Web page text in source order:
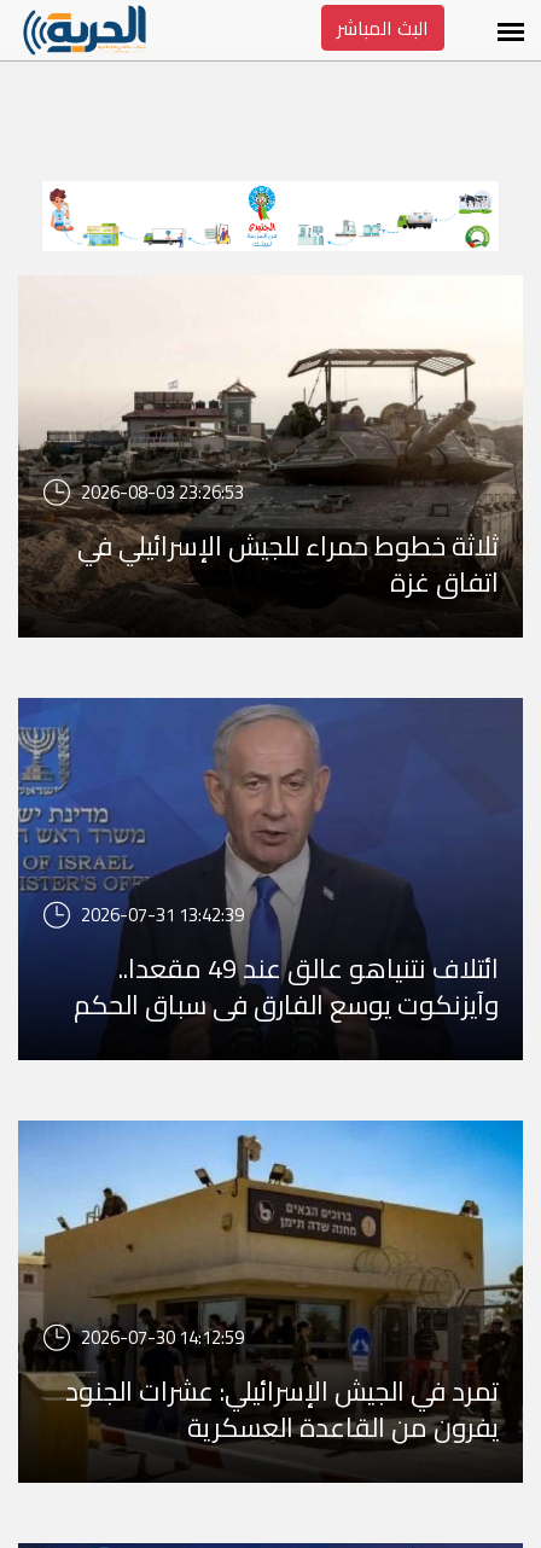
البث المباشر
2026-08-03 23:26:53
ثلاثة خطوط حمراء للجيش الإسرائيلي في
اتفاق غزة
2026-07-31 13:42:39
ائتلاف نتنياهو عالق عند 49 مقعدا..
وآيزنكوت يوسع الفارق في سباق الحكم
2026-07-30 14:12:59
تمرد في الجيش الإسرائيلي: عشرات الجنود
يفرون من القاعدة العسكرية